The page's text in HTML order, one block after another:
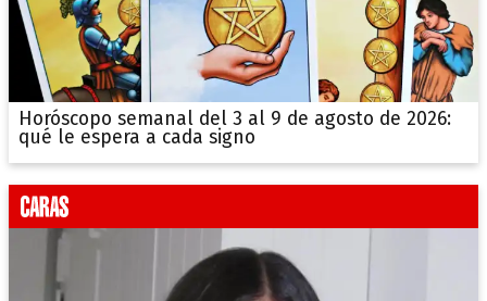
Horóscopo semanal del 3 al 9 de agosto de 2026:
qué le espera a cada signo